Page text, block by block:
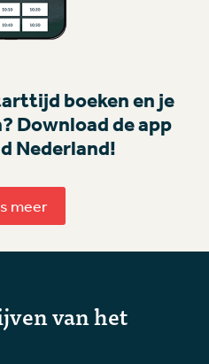
boeken en je
Download de app
Nederland!
meer
van het